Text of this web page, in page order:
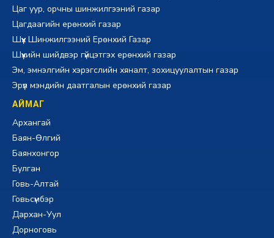
Цаг уур, орчны шинжилгээний газар
Цагдаагийн ерөнхий газар
Шүүх Шинжилгээний Ерөнхий Газар
Шүүхийн шийдвэр гүйцэтгэх ерөнхий газар
Эм, эмнэлгийн хэрэгслийн хяналт, зохицуулалтын газар
Эрүүл мэндийн даатгалын ерөнхий газар
АЙМАГ
Архангай
Баян-Өлгий
Баянхонгор
Булган
Говь-Алтай
Говьсүмбэр
Дархан-Уул
Дорноговь